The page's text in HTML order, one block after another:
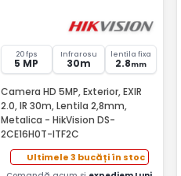
20 fps
5 MP
Infrarosu
30m
lentila fixa
2.8mm
Camera HD 5MP, Exterior, EXIR
2.0, IR 30m, Lentila 2,8mm,
Metalica - HikVision DS-
2CE16H0T-ITF2C
Ultimele 3 bucăți în stoc